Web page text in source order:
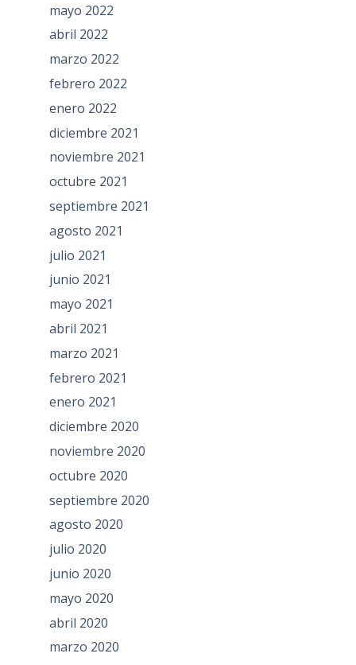
mayo 2022
abril 2022
marzo 2022
febrero 2022
enero 2022
diciembre 2021
noviembre 2021
octubre 2021
septiembre 2021
agosto 2021
julio 2021
junio 2021
mayo 2021
abril 2021
marzo 2021
febrero 2021
enero 2021
diciembre 2020
noviembre 2020
octubre 2020
septiembre 2020
agosto 2020
julio 2020
junio 2020
mayo 2020
abril 2020
marzo 2020